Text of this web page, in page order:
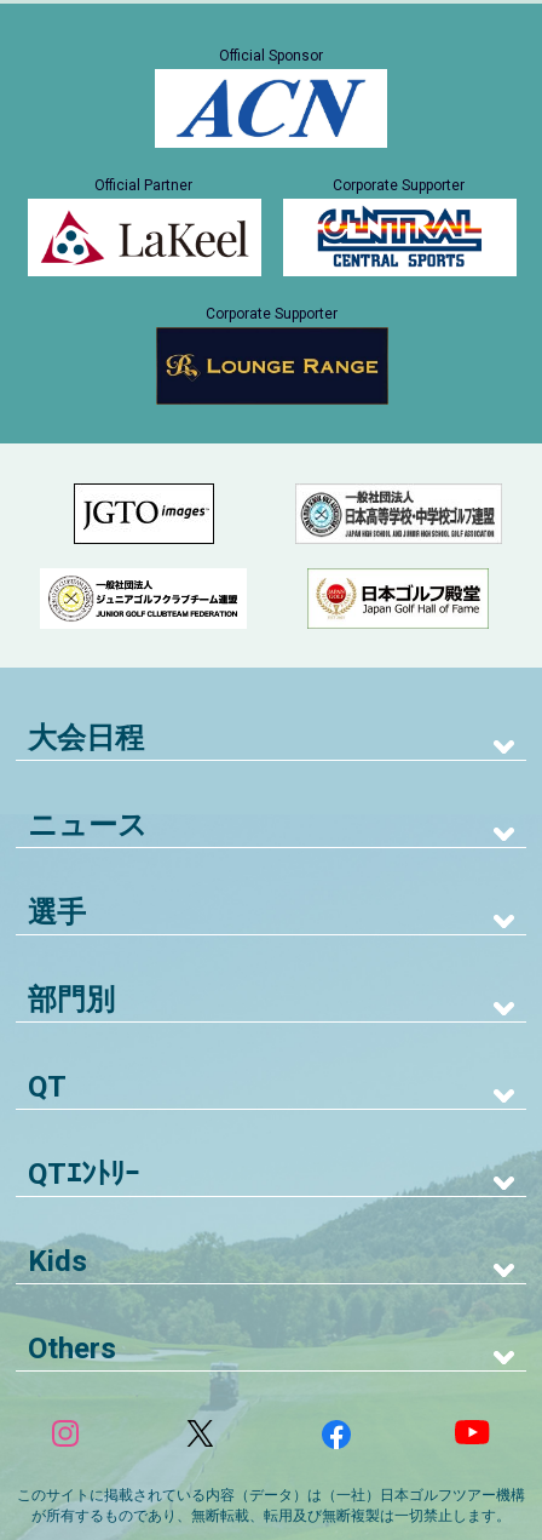
Official Sponsor
Official Partner Corporate Supporter
Corporate Supporter
大会日程
ニュース
選手
部門別
QT
QTｴﾝﾄﾘｰ
Kids
Others
このサイトに掲載されている内容（データ）は（一社）日本ゴルフツアー機構
が所有するものであり、無断転載、転用及び無断複製は一切禁止します。